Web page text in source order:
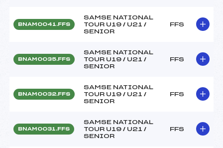
BNAM0041.FFS
SAMSE NATIONAL
TOUR U19 / U21 /
SENIOR
FFS
BNAM0035.FFS
SAMSE NATIONAL
TOUR U19 / U21 /
SENIOR
FFS
BNAM0032.FFS
SAMSE NATIONAL
TOUR U19 / U21 /
SENIOR
FFS
BNAM0031.FFS
SAMSE NATIONAL
TOUR U19 / U21 /
SENIOR
FFS